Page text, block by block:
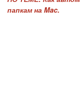
папкам на Mac.